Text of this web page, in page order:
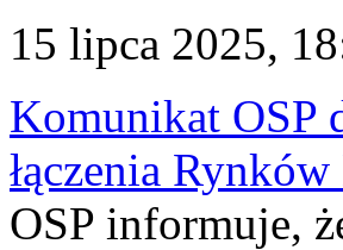
15 lipca 2025,
Komunikat OSP
łączenia
OSP informuje,